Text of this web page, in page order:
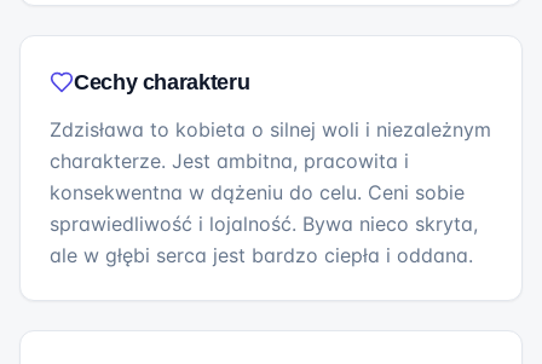
Cechy charakteru
Zdzisława to kobieta o silnej woli i niezależnym
charakterze. Jest ambitna, pracowita i
konsekwentna w dążeniu do celu. Ceni sobie
sprawiedliwość i lojalność. Bywa nieco skryta,
ale w głębi serca jest bardzo ciepła i oddana.